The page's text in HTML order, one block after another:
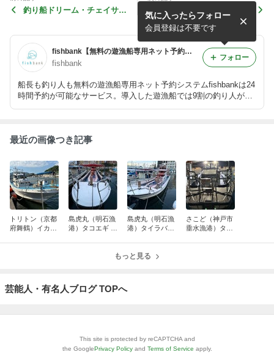
釣り船ドリーム・チェイサー
明石の釣り船「リタックル」
タイラバ 2020年6月26日
fishbank【無料の遊漁船専用ネット予約フォーム】
fishbank
船長も釣り人も無料の遊漁船専用ネット予約システムfishbankは24
時間予約が可能なサービス。導入した遊漁船では9割の釣り人がネ
ット予約を利用しました。5分ほどで予約フォームが作成でき、ホ
気に入ったらフォロー
会員登録は不要です
フォロー
最近の画像つき記事
トリトン（京都
府舞鶴）イカメ
島虎丸（明石漁
港）タコエギ 2
島虎丸（明石漁
港）タイラバ
さこど（神戸市
垂水漁港）タイ
もっと見る
芸能人・有名人ブログ TOPへ
This site is protected by reCAPTCHA and
the GooglePrivacy Policy and Terms of Service apply.